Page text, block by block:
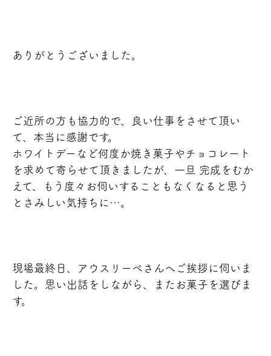
ありがとうございました。
ご近所の方も協力的で、良い仕事をさせて頂い
て、本当に感謝です。
ホワイトデーなど何度か焼き菓子やチョコレート
を求めて寄らせて頂きましたが、一旦 完成をむか
えて、もう度々お伺いすることもなくなると思う
とさみしい気持ちに…。
現場最終日、アウスリーベさんへご挨拶に伺いま
した。思い出話をしながら、またお菓子を選びま
す。